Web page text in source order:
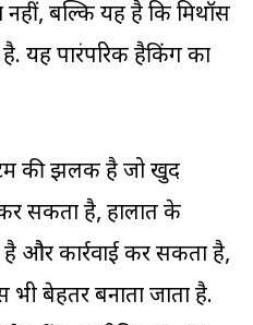
नहीं, बल्कि यह है कि मिथॉस
यह पारंपरिक हैकिंग का
की झलक है जो खुद
सकता है, हालात के
और कार्रवाई कर सकता है,
भी बेहतर बनाता जाता है.